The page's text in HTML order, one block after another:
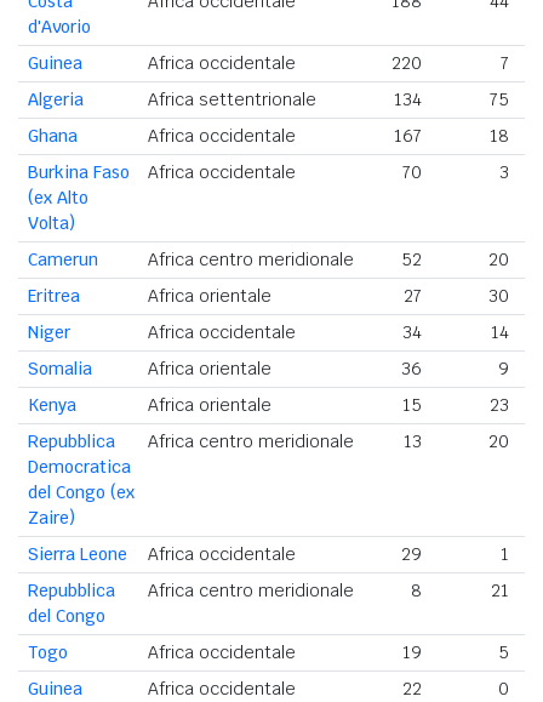
d'Avorio
Guinea Africa occidentale 220
7
Algeria
Africa settentrionale 134
75
Ghana
Africa occidentale 167
18
Burkina Faso
(ex Alto
Volta)
Africa occidentale 70 3
Camerun Africa centro meridionale 52
20
Eritrea
Africa orientale 27
30
Niger
Africa occidentale 34
14
Somalia
Africa orientale 36
9
Kenya
Africa orientale 15
23
Repubblica
Democratica
del Congo (ex
Zaire)
Africa centro meridionale 13 20
Sierra Leone Africa occidentale 29
1
Repubblica
del Congo
Africa centro meridionale 8 21
Togo Africa occidentale 19
5
Guinea
Africa occidentale 22 0